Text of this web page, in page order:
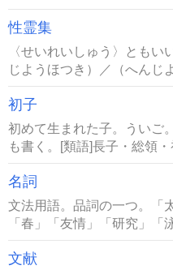
性霊集
〈せいれいしゅう〉とも
じようほつき）／（へんじ
初子
初めて生まれた子。ういご
も書く。[類語]長子・総領
名詞
文法用語。品詞の一つ。「
「春」「友情」「研究」「
文献